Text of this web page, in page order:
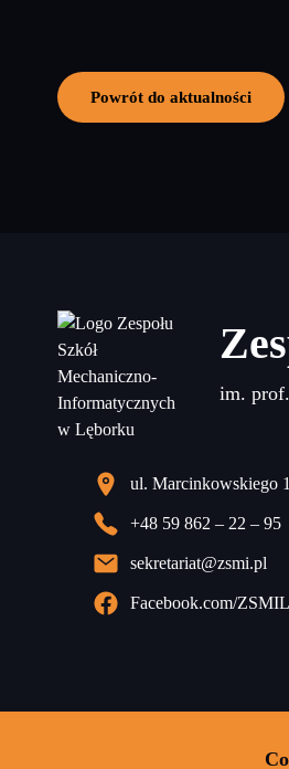
Powrót do aktualności
im.
ul. Marcinkowskiego
+48 59 862 – 22 – 95
sekretariat@zsmi.pl
Facebook.com/